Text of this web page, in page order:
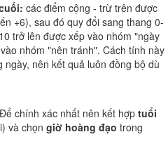
các điểm cộng - trừ trên được
+6), sau đó quy đổi sang thang 0-
trở lên được xếp vào nhóm "ngày
nhóm "nên tránh". Cách tính này
nên kết quả luôn đồng bộ dù
chính xác nhất nên kết hợp tuổi
và chọn giờ hoàng đạo trong